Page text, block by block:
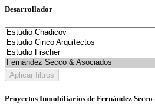
Desarrollador
Aplicar filtros
Proyectos Inmobiliarios de Fernández Secco